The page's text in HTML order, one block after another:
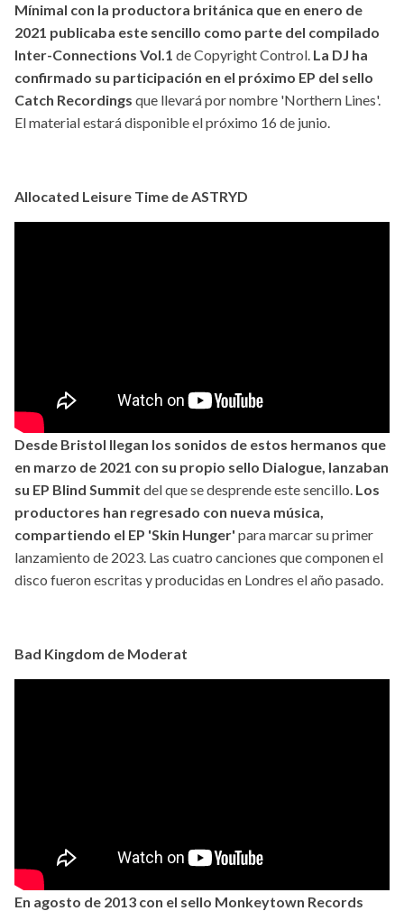
Mínimal con la productora británica que en enero de
2021 publicaba este sencillo como parte del compilado
Inter-Connections Vol.1 de Copyright Control. La DJ ha
confirmado su participación en el próximo EP del sello
Catch Recordings que llevará por nombre 'Northern Lines'.
El material estará disponible el próximo 16 de junio.
Allocated Leisure Time de ASTRYD
Desde Bristol llegan los sonidos de estos hermanos que
en marzo de 2021 con su propio sello Dialogue, lanzaban
su EP Blind Summit del que se desprende este sencillo. Los
productores han regresado con nueva música,
compartiendo el EP 'Skin Hunger' para marcar su primer
lanzamiento de 2023. Las cuatro canciones que componen el
disco fueron escritas y producidas en Londres el año pasado.
Bad Kingdom de Moderat
En agosto de 2013 con el sello Monkeytown Records